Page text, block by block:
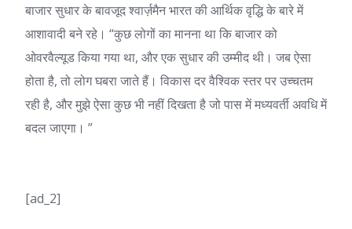
बाजार सुधार के बावजूद श्वार्ज़मैन भारत की आर्थिक वृद्धि के बारे में
आशावादी बने रहे। “कुछ लोगों का मानना ​​था कि बाजार को
ओवरवैल्यूड किया गया था, और एक सुधार की उम्मीद थी। जब ऐसा
होता है, तो लोग घबरा जाते हैं। विकास दर वैश्विक स्तर पर उच्चतम
रही है, और मुझे ऐसा कुछ भी नहीं दिखता है जो पास में मध्यवर्ती अवधि में
बदल जाएगा। ”
[ad_2]